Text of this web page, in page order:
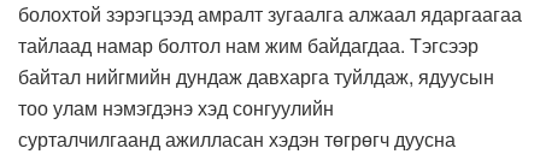
болохтой зэрэгцээд амралт зугаалга алжаал ядаргаагаа
тайлаад намар болтол нам жим байдагдаа. Тэгсээр
байтал нийгмийн дундаж давхарга туйлдаж, ядуусын
тоо улам нэмэгдэнэ хэд сонгуулийн
сурталчилгаандажилласан хэдэн төгрөгчдуусна